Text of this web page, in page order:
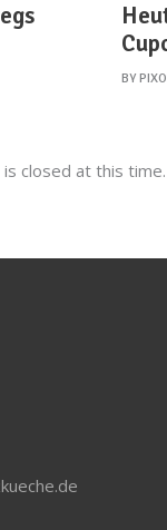
BY
closed at this time.